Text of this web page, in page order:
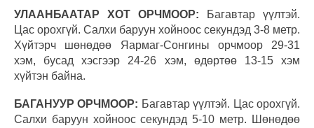
УЛААНБААТАР ХОТ ОРЧМООР: Багавтар үүлтэй.
Цас орохгүй. Салхи баруун хойноос секундэд 3-8 метр.
Хүйтэрч шөнөдөө Яармаг-Сонгины орчмоор 29-31
хэм, бусад хэсгээр 24-26 хэм, өдөртөө 13-15 хэм
хүйтэн байна.
БАГАНУУР ОРЧМООР: Багавтар үүлтэй. Цас орохгүй.
Салхи баруун хойноос секундэд 5-10 метр. Шөнөдөө